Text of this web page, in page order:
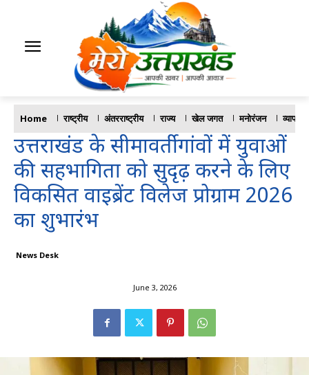
Home राष्ट्रीय अंतरराष्ट्रीय राज्य खेल जगत मनोरंजन व्यापार
उत्तराखंड के सीमावर्ती गांवों में युवाओं
की सहभागिता को सुदृढ़ करने के लिए
विकसित वाइब्रेंट विलेज प्रोग्राम 2026
का शुभारंभ
News Desk
June 3, 2026